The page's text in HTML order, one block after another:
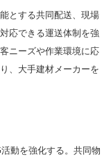
とする共同配送、現場
応できる運送体制を強
ニーズや作業環境に応
、大手建材メーカーを
動を強化する。共同物